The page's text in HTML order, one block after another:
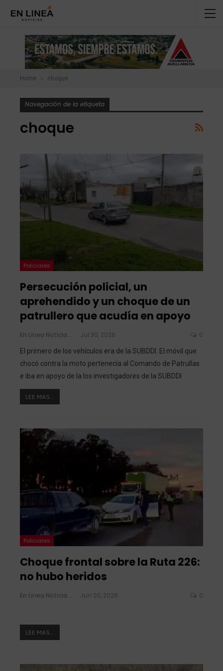
Home choque
Navegación de la etiqueta
choque
Policiales
Persecución policial, un
aprehendido y un choque de un
patrullero que acudía en apoyo
En Linea Noticias Jul 30, 2026 0
El primero de los vehículos era de la SUBDDI. El móvil que
chocó contra la moto pertenecía al Comando de Patrullas
e iba en apoyo de la los investigadores de la SUBDDI
LEE MAS...
Policiales
Choque frontal sobre la Ruta 226:
no hubo heridos
En Linea Noticias Jun 20, 2026 0
LEE MAS...